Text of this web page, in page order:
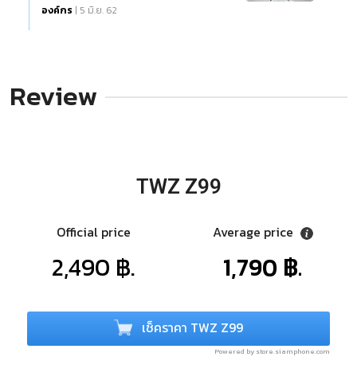
องค์กร | 5 มิ.ย. 62
Review
TWZ Z99
Official price
2,490 ฿.
Average price
1,790 ฿.
เช็คราคา TWZ Z99
Powered by store.siamphone.com